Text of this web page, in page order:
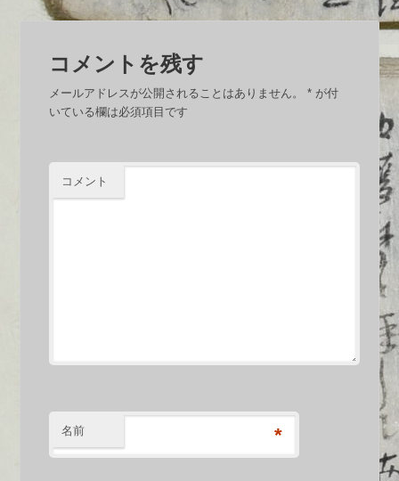
コメントを残す
メールアドレスが公開されることはありません。 * が付
いている欄は必須項目です
コメント
名前 *